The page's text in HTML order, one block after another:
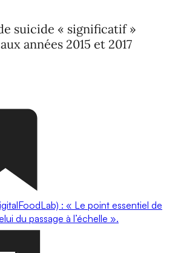
suicide « significatif »
années 2015 et 2017
: « Le point essentiel de
du passage à l’échelle ».